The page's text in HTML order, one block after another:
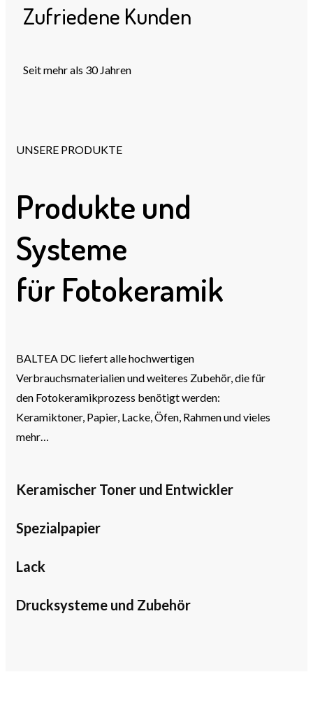
Zufriedene Kunden
Seit mehr als 30 Jahren
UNSERE PRODUKTE
Produkte und
Systeme
für Fotokeramik
BALTEA DC liefert alle hochwertigen
Verbrauchsmaterialien und weiteres Zubehör, die für
den Fotokeramikprozess benötigt werden:
Keramiktoner, Papier, Lacke, Öfen, Rahmen und vieles
mehr…
Keramischer Toner und Entwickler
Spezialpapier
Lack
Drucksysteme und Zubehör